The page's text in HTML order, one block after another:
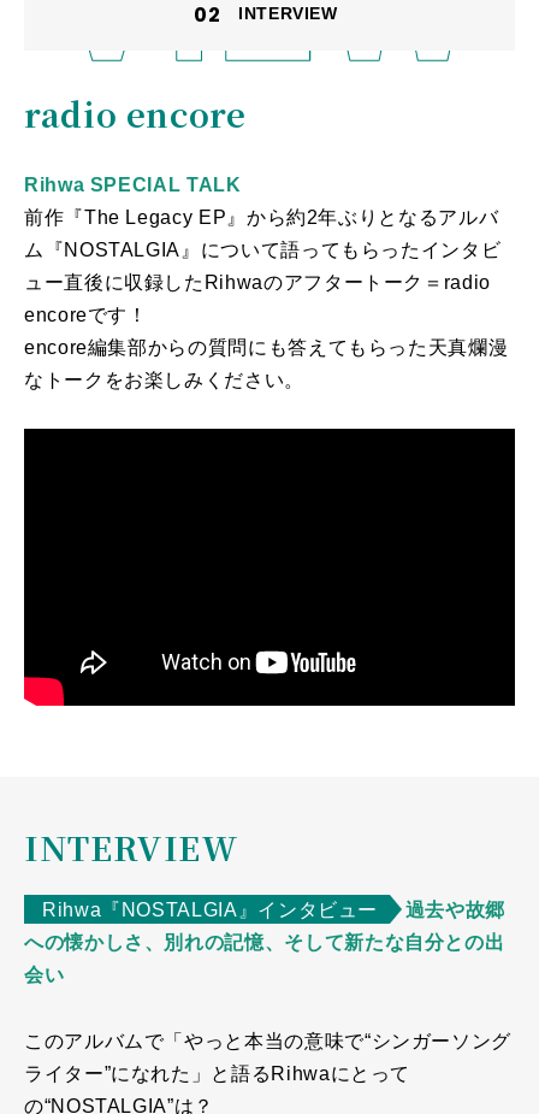
INTERVIEW
radio encore
Rihwa SPECIAL TALK
前作『The Legacy EP』から約2年ぶりとなるアルバ
ム『NOSTALGIA』について語ってもらったインタビ
ュー直後に収録したRihwaのアフタートーク＝radio
encoreです！
encore編集部からの質問にも答えてもらった天真爛漫
なトークをお楽しみください。
INTERVIEW
Rihwa『NOSTALGIA』インタビュー
過去や故郷
への懐かしさ、別れの記憶、そして新たな自分との出
会い
このアルバムで「やっと本当の意味で“シンガーソング
ライター”になれた」と語るRihwaにとって
の“NOSTALGIA”は？